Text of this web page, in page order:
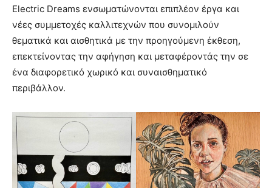
Electric Dreams ενσωματώνονται επιπλέον έργα και
νέες συμμετοχές καλλιτεχνών που συνομιλούν
θεματικά και αισθητικά με την προηγούμενη έκθεση,
επεκτείνοντας την αφήγηση και μεταφέροντάς την σε
ένα διαφορετικό χωρικό και συναισθηματικό
περιβάλλον.